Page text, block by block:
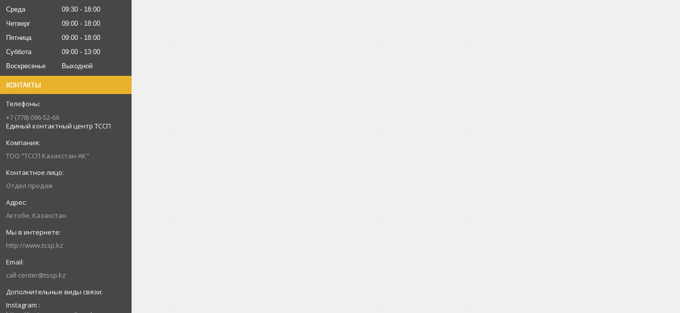
Среда
09:30
18:00
Четверг
09:00
18:00
Пятница
09:00
18:00
Суббота
09:00
13:00
Воскресенье
Выходной
КОНТАКТЫ
+7 (778) 096-52-66
Единый контактный центр ТССП
ТОО "ТССП Казахстан-АК"
Отдел продаж
Актобе, Казахстан
http://www.tssp.kz
call-center@tssp.kz
Instagram